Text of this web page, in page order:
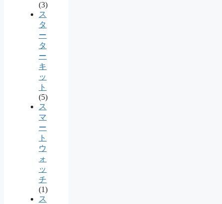
(3)
ス
タ
ー
タ
ー
キ
ッ
ト
(5)
ス
マ
ー
ト
ウ
ォ
ッ
チ
(1)
ス